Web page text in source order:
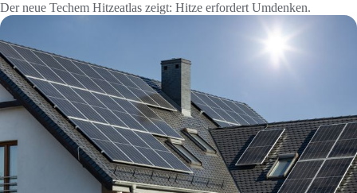
Der neue Techem Hitzeatlas zeigt: Hitze erfordert Umdenken.